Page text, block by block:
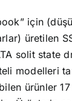
için
üretilen
solit state
modelleri
ürünler